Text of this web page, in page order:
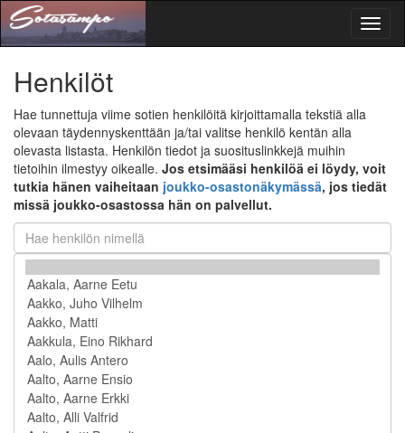
Henkilöt
Hae tunnettuja viime sotien henkilöitä kirjoittamalla tekstiä alla
olevaan täydennyskenttään ja/tai valitse henkilö kentän alla
olevasta listasta. Henkilön tiedot ja suosituslinkkejä muihin
tietoihin ilmestyy oikealle. Jos etsimääsi henkilöä ei löydy, voit
tutkia hänen vaiheitaan joukko-osastonäkymässä, jos tiedät
missä joukko-osastossa hän on palvellut.